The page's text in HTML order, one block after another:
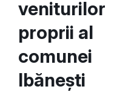
veniturilor
proprii al
comunei
Ibănești